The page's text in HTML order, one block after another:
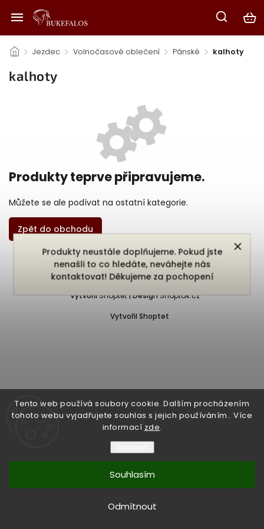
Tento web používá soubory cookie. Dalším procházením
tohoto webu vyjadřujete souhlas s jejich používáním.. Více
informací zde.
Odmítnout
Souhlasím
Produkty neustále doplňujeme. Pokud jste
nenašli to co hledáte, neváhejte nás
kontaktovat! Děkujeme za pochopení
/ Jezdec / Volnočasové oblečení / Pánské / kalhoty
kalhoty
Produkty teprve připravujeme.
Můžete se ale podívat na ostatní kategorie.
Zpět do obchodu
Vytvořil Shoptet
Copyright 2026Bukefalos. Všechna práva vyhrazena.
Vytvořil Shoptet | Design Shoptak.cz